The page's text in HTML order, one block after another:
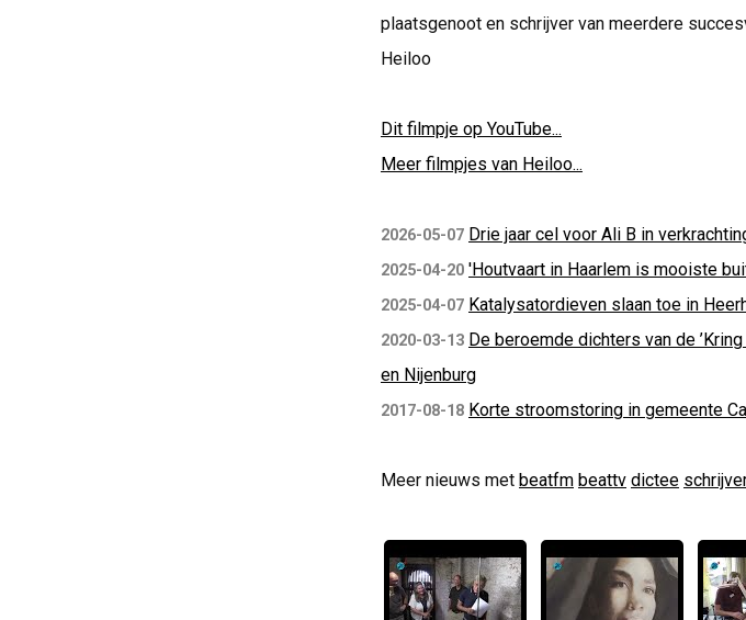
plaatsgenoot en schrijver van meerdere
Heiloo
Dit filmpje op YouTube...
Meer filmpjes van Heiloo...
2026-05-07 Drie jaar cel voor Ali B in
2025-04-20 'Houtvaart in Haarlem is mooiste
2025-04-07 Katalysatordieven slaan toe in
2020-03-13 De beroemde dichters van de
en Nijenburg
2017-08-18 Korte stroomstoring in gemeente
Meer nieuws met beatfm beattv dictee